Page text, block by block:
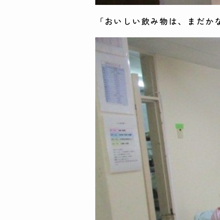
「おいしい飲み物は、まだ